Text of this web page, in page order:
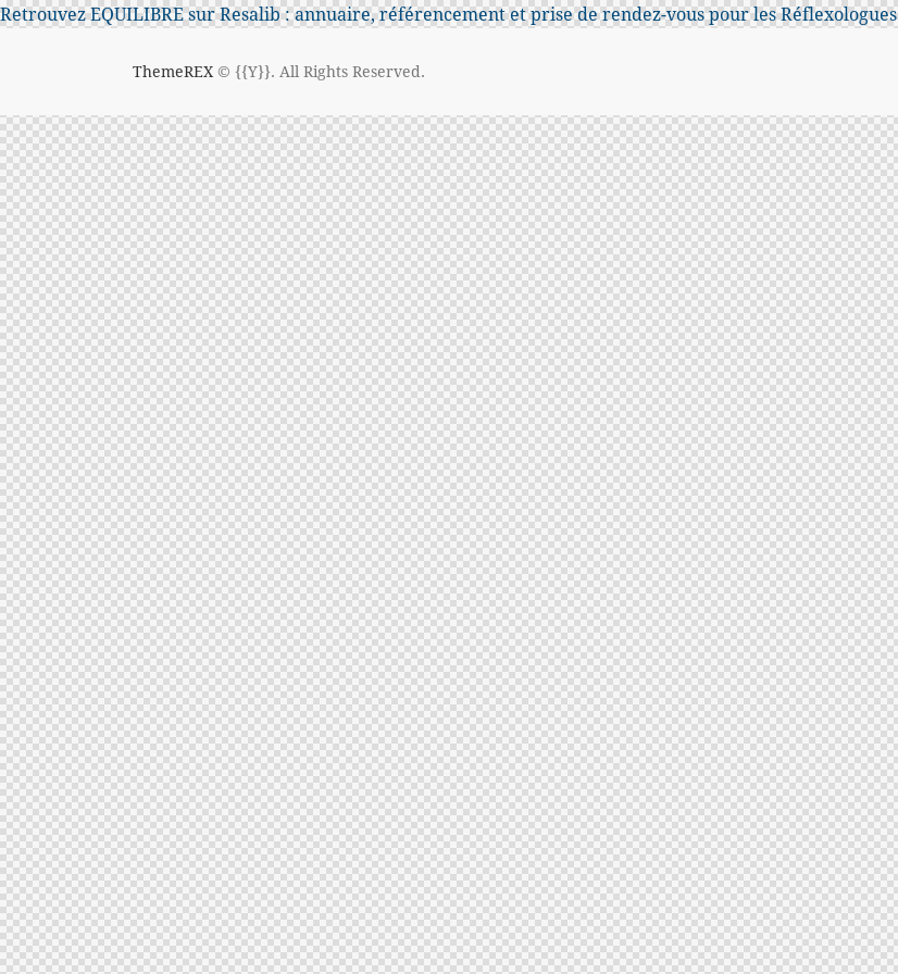
Retrouvez EQUILIBRE sur Resalib : annuaire, référencement et prise de rendez-vous pour les Réflexologues
ThemeREX © {{Y}}. All Rights Reserved.